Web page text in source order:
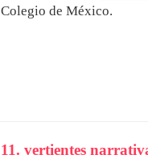
Colegio de México.
11. vertientes